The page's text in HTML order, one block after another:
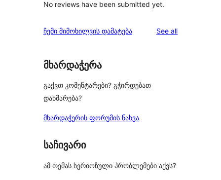
No reviews have been submitted yet.
ჩემი მიმოხილვის დამატება See allreviews
მხარდაჭერა
გაქვთ კომენტარები? გჭირდებათ
დახმარება?
მხარდაჭერის ფორუმის ნახვა
საჩივარი
ამ თემას სერიოზული პრობლემები აქვს?